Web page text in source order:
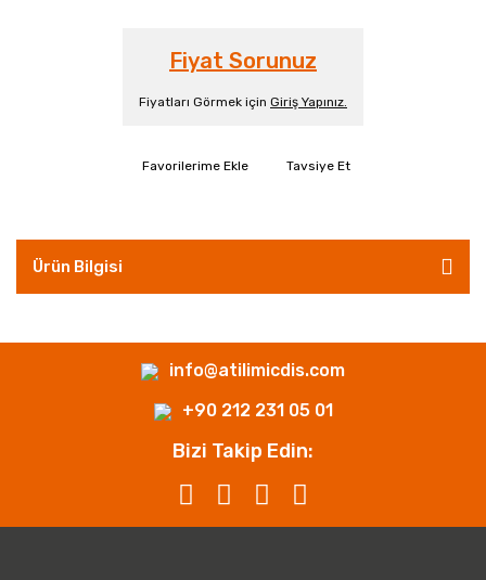
Fiyat Sorunuz
Fiyatları Görmek için Giriş Yapınız.
Tavsiye Et
Ürün Bilgisi
info@atilimicdis.com
+90 212 231 05 01
Bizi Takip Edin: